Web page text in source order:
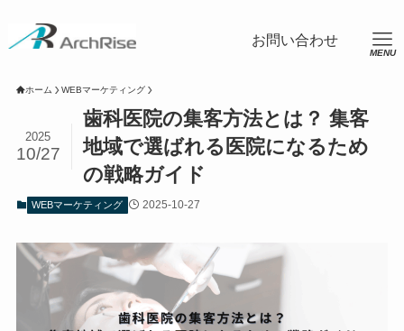
ホーム WEBマーケティング
歯科医院の集客方法とは？ 集客
地域で選ばれる医院になるため
の戦略ガイド
2025
10/27
WEBマーケティング 2025-10-27